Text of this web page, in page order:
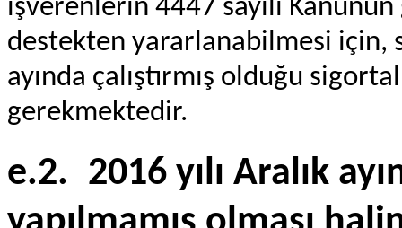
işverenlerin 4447 sayılı
destekten yararlanabilmesi için,
ayında çalıştırmış olduğu
gerekmektedir.
e.2. 2016 yılı Aralık